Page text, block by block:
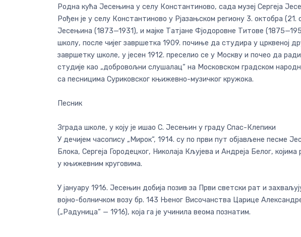
Родна кућа Јесењина у селу Константиново, сада музеј Сергеја
Рођен је у селу Константиново у Рјазањском региону 3. октобра
Јесењина (1873—1931), и мајке Татјане Фјодоровне Титове
школу, после чијег завршетка 1909. почиње да студира у црквеној
завршетку школе, у јесен 1912. преселио се у Москву и почео да
студије као „добровољни слушалац“ на Московском градском
са песницима Суриковског књижевно-музичког кружока.
Песник
Зграда школе, у коју је ишао С. Јесењин у граду Спас-Клепики
У дечијем часопису „Мирок“, 1914. су по први пут објављене песме
Блока, Сергеја Городецког, Николаја Кљујева и Андреја Белог,
у књижевним круговима.
У јануару 1916. Јесењин добија позив за Први светски рат и
војно-болничком возу бр. 143 Њеног Височанства Царице
(„Радуница“ — 1916), која га је учинила веома познатим.